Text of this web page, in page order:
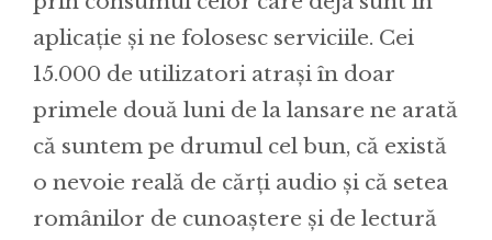
aplicație și ne folosesc serviciile. Cei
15.000 de utilizatori atrași în doar
primele două luni de la lansare ne arată
că suntem pe drumul cel bun, că există
o nevoie reală de cărți audio și că setea
românilor de cunoaștere și de lectură